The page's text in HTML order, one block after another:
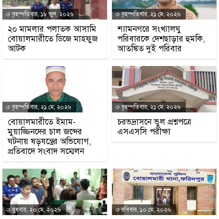
বৃহস্পতিবার, ১৮ জুন, ২০২৬
২০ মামলার পলাতক আসামি
বোয়ালমারীতে ডিজে মাহফুজ
আটক
বৃহস্পতিবার, ২১ মে, ২০২৬
শ্যামনগরে সংখ্যালঘু
পরিবারকে দেশছাড়ার হুমকি,
আতঙ্কিত দুই পরিবার
বৃহস্পতিবার, ২১ মে, ২০২৬
বোয়ালমারীতে ইমাম-
মুয়াজ্জিনদের চাল জব্দের
ঘটনায় ষড়যন্ত্রের অভিযোগ,
প্রতিবাদে সংবাদ সম্মেলন
বৃহস্পতিবার, ২১ মে, ২০২৬
চরভদ্রাসনে ভুল প্রশ্নপত্রে
এসএসসি পরীক্ষা
বুধবার, ২০ মে, ২০২৬ রবিবার, ১০ মে, ২০২৬